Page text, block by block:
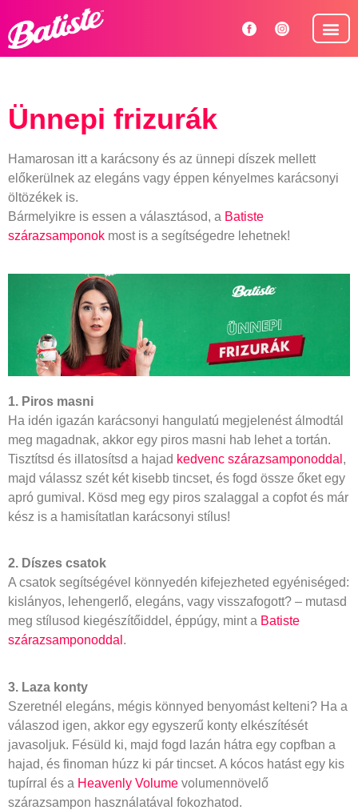
Ünnepi frizurák
Hamarosan itt a karácsony és az ünnepi díszek mellett
előkerülnek az elegáns vagy éppen kényelmes karácsonyi
öltözékek is.
Bármelyikre is essen a választásod, a Batiste
szárazsamponok most is a segítségedre lehetnek!
1. Piros masni
Ha idén igazán karácsonyi hangulatú megjelenést álmodtál
meg magadnak, akkor egy piros masni hab lehet a tortán.
Tisztítsd és illatosítsd a hajad kedvenc szárazsamponoddal ,
majd válassz szét két kisebb tincset, és fogd össze őket egy
apró gumival. Kösd meg egy piros szalaggal a copfot és már
kész is a hamisítatlan karácsonyi stílus!
2. Díszes csatok
A csatok segítségével könnyedén kifejezheted egyéniséged:
kislányos, lehengerlő, elegáns, vagy visszafogott? – mutasd
meg stílusod kiegészítőiddel, éppúgy, mint a Batiste
szárazsamponoddal .
3. Laza konty
Szeretnél elegáns, mégis könnyed benyomást kelteni? Ha a
válaszod igen, akkor egy egyszerű konty elkészítését
javasoljuk. Fésüld ki, majd fogd lazán hátra egy copfban a
hajad, és finoman húzz ki pár tincset. A kócos hatást egy kis
tupírral és a Heavenly Volume volumennövelő
szárazsampon használatával fokozhatod.